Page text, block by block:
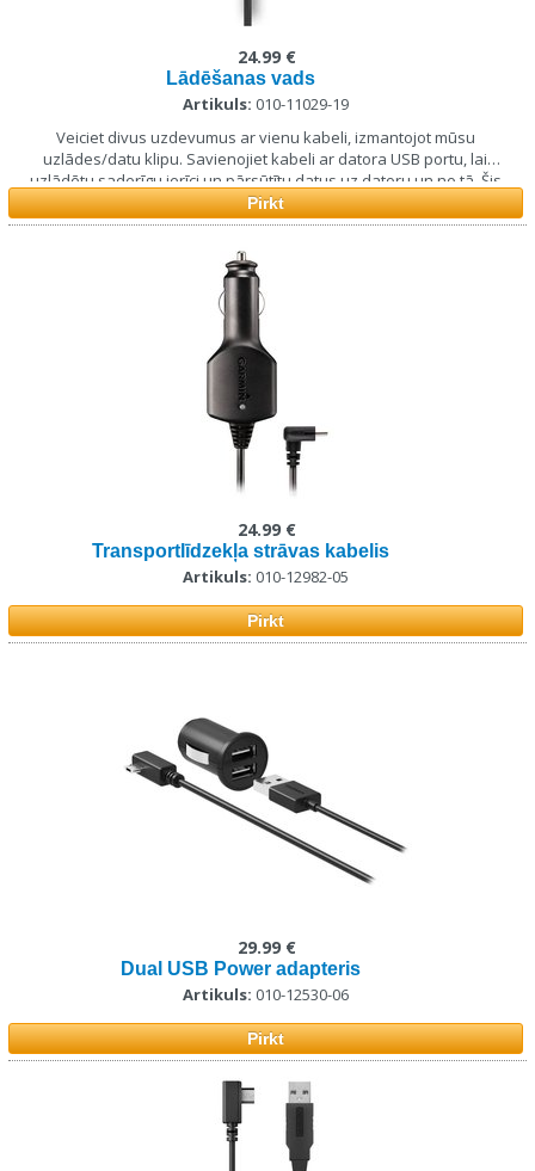
Lādēšanas vads
Artikuls: 010-11029-19
Veiciet divus uzdevumus ar vienu kabeli, izmantojot mūsu
uzlādes/datu klipu. Savienojiet kabeli ar datora USB portu, lai
uzlādētu saderīgu ierīci un pārsūtītu datus uz datoru un no tā. Šis
kabelis arī veido pāra savienojumu ar papildu maiņstrāvas adapteri
(jāiegādājas atsevišķi).
24.99 €
Pirkt
Transportlīdzekļa strāvas kabelis
Artikuls: 010-12982-05
24.99 €
Pirkt
Dual USB Power adapteris
Artikuls: 010-12530-06
29.99 €
Pirkt